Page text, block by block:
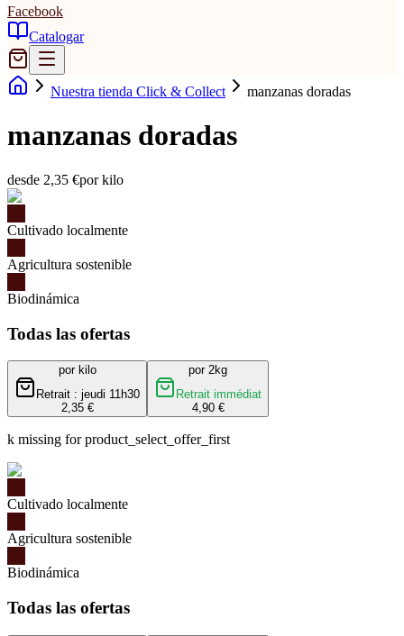
Facebook
Catalogar
Nuestra tienda Click & Collect manzanas doradas
manzanas doradas
desde 2,35 €por kilo
Cultivado localmente
Agricultura sostenible
Biodinámica
Todas las ofertas
por kilo
Retrait : jeudi 11h30
2,35 €
por 2kg
Retrait immédiat
4,90 €
k missing for product_select_offer_first
Cultivado localmente
Agricultura sostenible
Biodinámica
Todas las ofertas